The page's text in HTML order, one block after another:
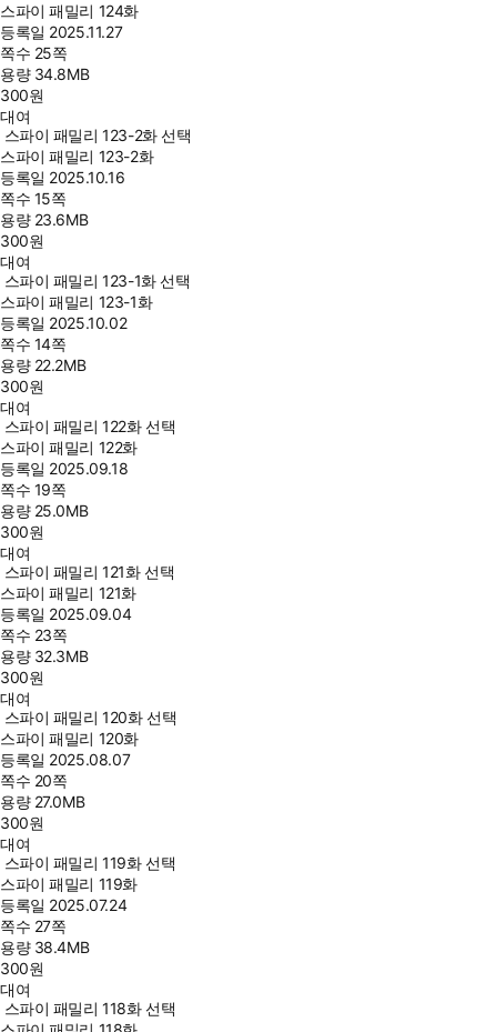
스파이 패밀리 124화
등록일 2025.11.27
쪽수 25쪽
용량 34.8MB
300원
대여
스파이 패밀리 123-2화 선택
스파이 패밀리 123-2화
등록일 2025.10.16
쪽수 15쪽
용량 23.6MB
300원
대여
스파이 패밀리 123-1화 선택
스파이 패밀리 123-1화
등록일 2025.10.02
쪽수 14쪽
용량 22.2MB
300원
대여
스파이 패밀리 122화 선택
스파이 패밀리 122화
등록일 2025.09.18
쪽수 19쪽
용량 25.0MB
300원
대여
스파이 패밀리 121화 선택
스파이 패밀리 121화
등록일 2025.09.04
쪽수 23쪽
용량 32.3MB
300원
대여
스파이 패밀리 120화 선택
스파이 패밀리 120화
등록일 2025.08.07
쪽수 20쪽
용량 27.0MB
300원
대여
스파이 패밀리 119화 선택
스파이 패밀리 119화
등록일 2025.07.24
쪽수 27쪽
용량 38.4MB
300원
대여
스파이 패밀리 118화 선택